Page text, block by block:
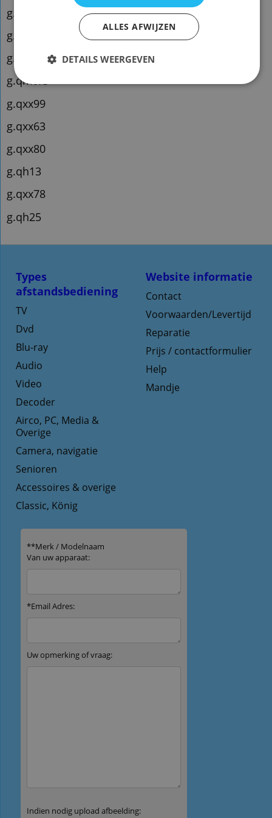
g.qxx92
g.qxx38
g.qh08
g.qmt13
g.qxx99
g.qxx63
g.qxx80
g.qh13
g.qxx78
g.qh25
Website informatie
Contact
Voorwaarden/Levertijd
Reparatie
Prijs / contactformulier
Help
Mandje
Types
afstandsbediening
TV
Dvd
Blu-ray
Audio
Video
Decoder
Airco, PC, Media &
Overige
Camera, navigatie
Senioren
Accessoires & overige
Classic, König
ALLES AFWIJZEN
DETAILS WEERGEVEN